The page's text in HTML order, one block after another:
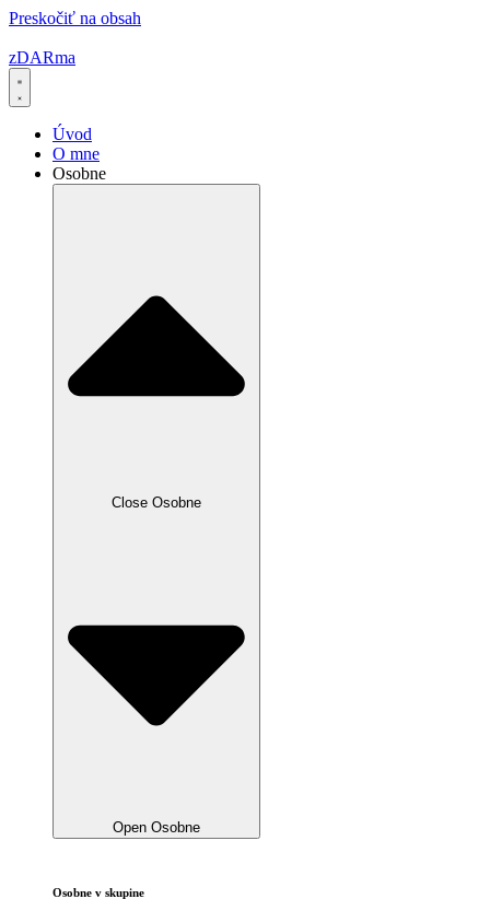
Preskočiť na obsah
zDARma
Úvod
O mne
Osobne
Close Osobne
Open Osobne
Osobne v skupine